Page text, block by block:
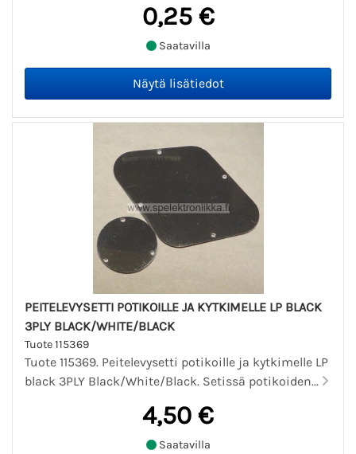
0,25 €
Saatavilla
PEITELEVYSETTI POTIKOILLE JA KYTKIMELLE LP BLACK
3PLY BLACK/WHITE/BLACK
Tuote 115369
Tuote 115369. Peitelevysetti potikoille ja kytkimelle LP
black 3PLY Black/White/Black. Setissä potikoiden...
4,50 €
Saatavilla